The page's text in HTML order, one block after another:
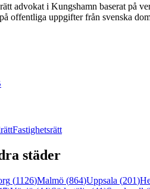
advokat i Kungshamn baserat på
offentliga uppgifter från svenska
Fastighetsrätt
städer
(1126)Malmö (864)Uppsala (201)